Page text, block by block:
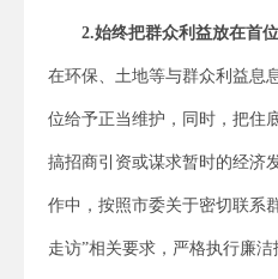
2.始终把群众利益放在首位
在环保、土地等与群众利益息
位给予正当维护，同时，把住
搞招商引资或谋求暂时的经济
作中，按照市委关于密切联系
走访”相关要求，严格执行廉